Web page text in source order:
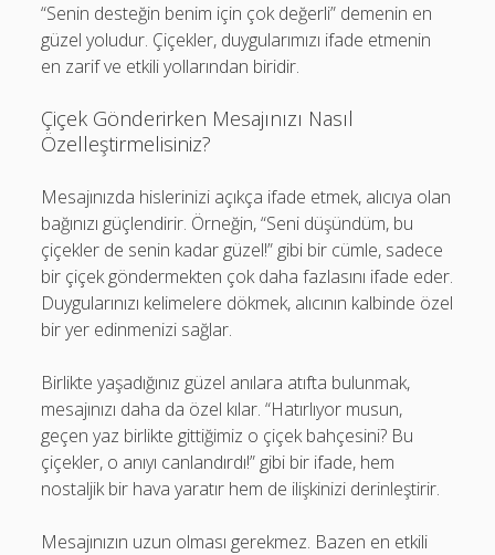
“Senin desteğin benim için çok değerli” demenin en
güzel yoludur. Çiçekler, duygularımızı ifade etmenin
en zarif ve etkili yollarından biridir.
Çiçek Gönderirken Mesajınızı Nasıl
Özelleştirmelisiniz?
Mesajınızda hislerinizi açıkça ifade etmek, alıcıya olan
bağınızı güçlendirir. Örneğin, “Seni düşündüm, bu
çiçekler de senin kadar güzel!” gibi bir cümle, sadece
bir çiçek göndermekten çok daha fazlasını ifade eder.
Duygularınızı kelimelere dökmek, alıcının kalbinde özel
bir yer edinmenizi sağlar.
Birlikte yaşadığınız güzel anılara atıfta bulunmak,
mesajınızı daha da özel kılar. “Hatırlıyor musun,
geçen yaz birlikte gittiğimiz o çiçek bahçesini? Bu
çiçekler, o anıyı canlandırdı!” gibi bir ifade, hem
nostaljik bir hava yaratır hem de ilişkinizi derinleştirir.
Mesajınızın uzun olması gerekmez. Bazen en etkili